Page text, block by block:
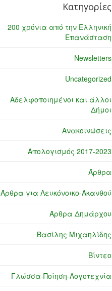
Κατηγορίες
200 χρόνια από την Ελληνική
Επανάσταση
Newsletters
Uncategorized
Αδελφοποιημένοι και άλλοι
Δήμοι
Ανακοινώσεις
Απολογισμός 2017-2023
Άρθρα
Άρθρα για Λευκόνοικο-Ακανθού
Άρθρα Δημάρχου
Βασίλης Μιχαηλίδης
Βίντεο
Γλώσσα-Ποίηση-Λογοτεχνία